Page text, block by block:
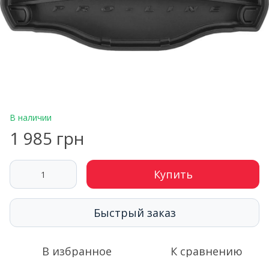
В наличии
1 985 грн
Купить
Быстрый заказ
В избранное К сравнению